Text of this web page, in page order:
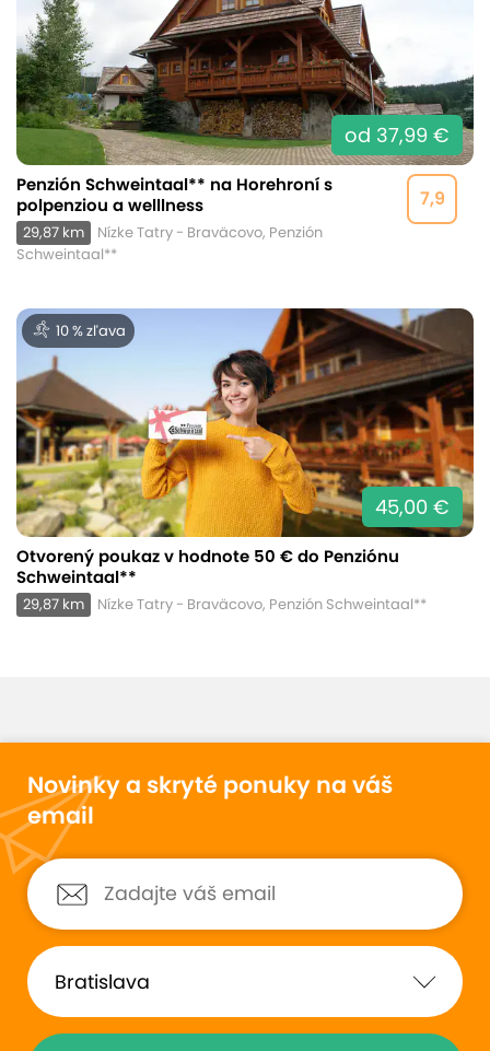
od 37,99 €
7,9
Penzión Schweintaal** na Horehroní s
polpenziou a welllness
29,87 km
Nízke Tatry - Braväcovo, Penzión
Schweintaal**
10 % zľava
45,00 €
Otvorený poukaz v hodnote 50 € do Penziónu
Schweintaal**
29,87 km Nízke Tatry - Braväcovo, Penzión Schweintaal**
Novinky a skryté ponuky na váš
email